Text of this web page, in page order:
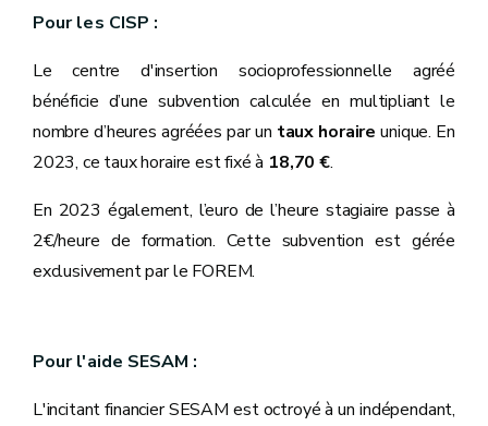
Pour les CISP :
Le centre d'insertion socioprofessionnelle agréé
bénéficie d’une subvention calculée en multipliant le
nombre d’heures agréées par un taux horaireunique. En
2023, ce taux horaire est fixé à 18,70 €.
En 2023 également, l’euro de l’heure stagiaire passe à
2€/heure de formation. Cette subvention est gérée
exclusivement par le FOREM.
Pour l'aide SESAM :
L'incitant financier SESAM est octroyé à un indépendant,